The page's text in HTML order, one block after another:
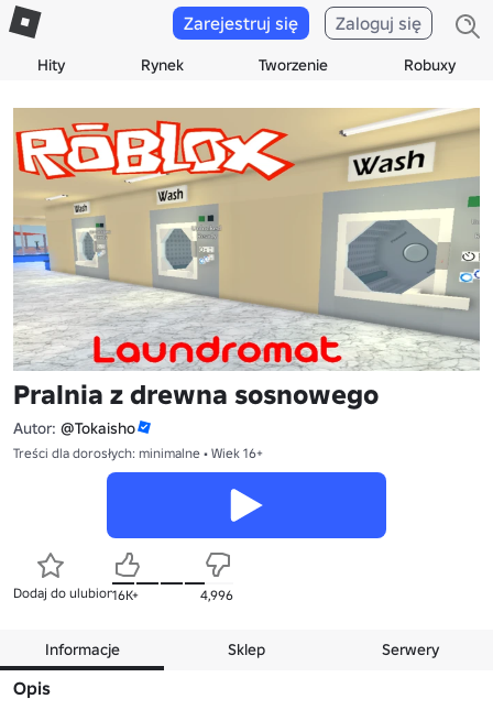
Hity Rynek Tworzenie Robuxy
Zarejestruj się Zaloguj się
Pralnia z drewna sosnowego
Autor: @Tokaisho
Treści dla dorosłych: minimalne • Wiek 16+
Dodaj do ulubionych
16K+ 4,996
Informacje Sklep Serwery
Opis